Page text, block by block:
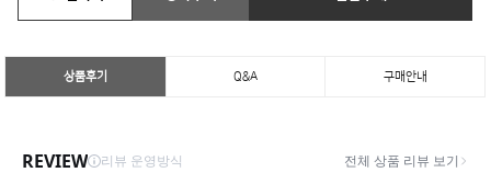
상품후기 Q&A 구매안내